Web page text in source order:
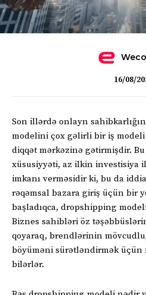
16/08/
Son illərdə onlayn
modelini çox gəlirli bir iş
diqqət mərkəzinə gətirmişdir.
xüsusiyyəti, az ilkin investisiya
imkanı verməsidir ki, bu da
rəqəmsal bazara giriş üçün bir
başladıqca, dropshipping
Biznes sahibləri öz
qoyaraq, brendlərinin
böyüməni sürətləndirmək üçün
bilərlər.